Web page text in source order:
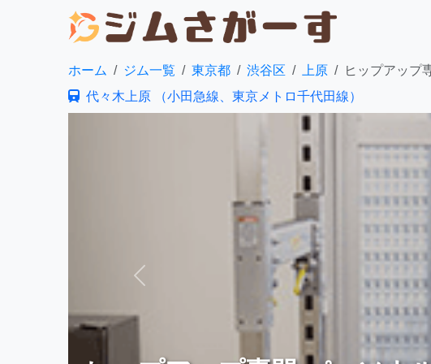
ホーム ジム一覧 東京都 渋谷区 上原
ヒップアップ
代々木上原 （小田急線、東京メトロ千代田線）
前へ